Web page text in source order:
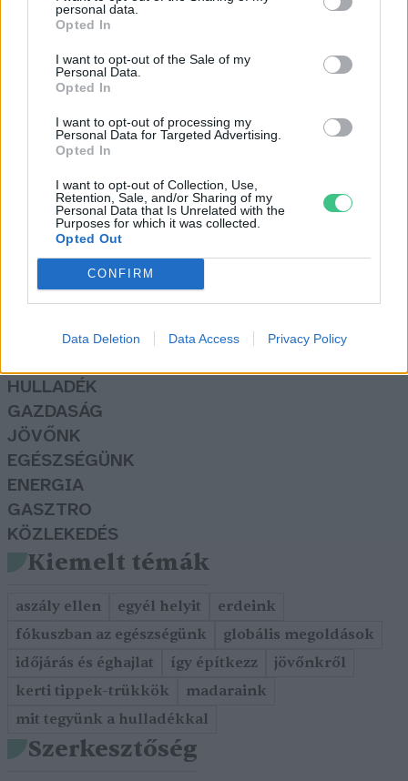
personal data.
Opted In
I want to opt-out of the Sale of my
Personal Data.
Opted In
I want to opt-out of processing my
Personal Data for Targeted Advertising.
Opted In
I want to opt-out of Collection, Use,
Retention, Sale, and/or Sharing of my
Personal Data that Is Unrelated with the
Purposes for which it was collected.
Opted Out
CONFIRM
Data Deletion Data Access Privacy Policy
Kamara
ingatlanokért akár 5-15%-kal
többet is el lehet kérni
Rovatok
KERTEM
HULLADÉK
GAZDASÁG
JÖVŐNK
EGÉSZSÉGÜNK
ENERGIA
GASZTRO
KÖZLEKEDÉS
Kiemelt témák
aszály ellen egyél helyit
erdeink
fókuszban az egészségünk
globális megoldások
időjárás és éghajlat
így építkezz
jövőnkről
kerti tippek-trükkök
madaraink
mit tegyünk a hulladékkal
Szerkesztőség